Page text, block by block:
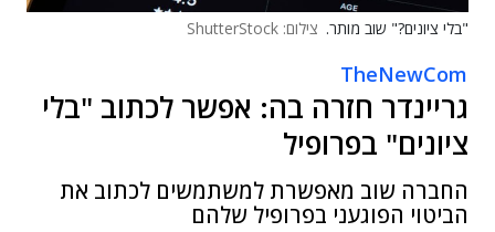
"בלי ציונים?" שוב מותר. צילום: ShutterStock
TheNewCom
גריינדר חזרה בה: אפשר לכתוב "בלי
ציונים" בפרופיל
החברה שוב מאפשרת למשתמשים לכתוב את
הביטוי הפוגעני בפרופיל שלהם